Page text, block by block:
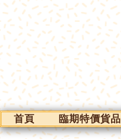
首頁 臨期特價貨品